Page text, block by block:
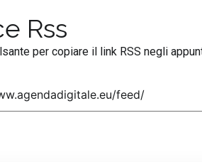
Rss
per copiare il link RSS negli